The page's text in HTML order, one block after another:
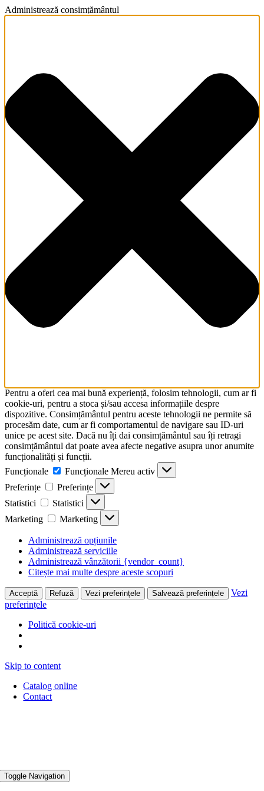
Administrează consimțământul
Pentru a oferi cea mai bună experiență, folosim tehnologii, cum ar fi
cookie-uri, pentru a stoca și/sau accesa informațiile despre
dispozitive. Consimțământul pentru aceste tehnologii ne permite să
procesăm date, cum ar fi comportamentul de navigare sau ID-uri
unice pe acest site. Dacă nu îți dai consimțământul sau îți retragi
consimțământul dat poate avea afecte negative asupra unor anumite
funcționalități și funcții.
Funcționale
Funcționale Mereu activ
Preferințe
Preferințe
Statistici
Statistici
Marketing
Marketing
Administrează opțiunile
Administrează serviciile
Administrează vânzătorii {vendor_count}
Citește mai multe despre aceste scopuri
Acceptă Refuză Vezi preferințele Salvează preferințele
Vezi
preferințele
Politică cookie-uri
Skip to content
Catalog online
Contact
Toggle Navigation